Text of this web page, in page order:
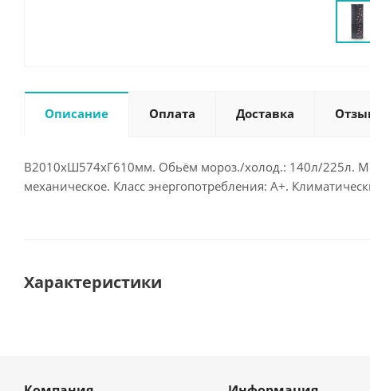
Описание Оплата Доставка
В2010хШ574хГ610мм. Обьём мороз./холод.: 140л/225л.
механическое. Класс энергопотребления: A+.
Характеристики